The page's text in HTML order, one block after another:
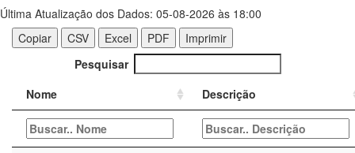
Última Atualização dos Dados: 05-08-2026 às 18:00
Copiar
CSV Excel PDF
Imprimir
Pesquisar
Nome
Descrição